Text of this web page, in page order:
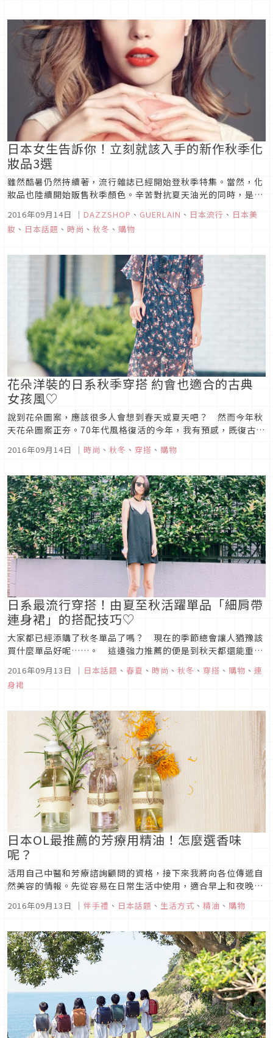
日本女生告訴你！立刻就該入手的新作秋季化
妝品3選
雖然酷暑仍然持續著，流行雜誌已經開始登秋季特集。當然，化
妝品也陸續開始販售秋季顏色。辛苦對抗夏天油光的同時，是不
備吧。
2016年09月14日 ｜ DAZZSHOP 、 GUERLAIN 、 日本流行 、 日本美
妝 、 日本話題 、 時尚 、 秋冬 、 購物
花朵洋裝的日系秋季穿搭 約會也適合的古典
女孩風♡
說到花朵圖案，應該很多人會想到春天或夏天吧？ 然而今年秋
天花朵圖案正夯。70年代風格復活的今年，我有預感，既復古又
從秋天腳步漸近的現在這個時期開始，搶先一步讓花朵圖案上身
2016年09月14日 ｜ 時尚 、 秋冬 、 穿搭 、 購物
日系最流行穿搭！由夏至秋活躍單品「細肩帶
連身裙」的搭配技巧♡
大家都已經添購了秋冬單品了嗎？ 現在的季節總會讓人猶豫該
買什麼單品好呢……。 這邊強力推薦的便是到秋天都還能重複
喔♪
2016年09月13日 ｜ 日本話題 、 春夏 、 時尚 、 秋冬 、 穿搭 、 購物 、 連
身裙
日本OL最推薦的芳療用精油！怎麼選香味
呢？
活用自己中醫和芳療諮詢顧問的資格，接下來我將向各位傳遞自
然美容的情報。先從容易在日常生活中使用，適合早上和夜晚的
2016年09月13日 ｜ 伴手禮 、 日本話題 、 生活方式 、 精油 、 購物